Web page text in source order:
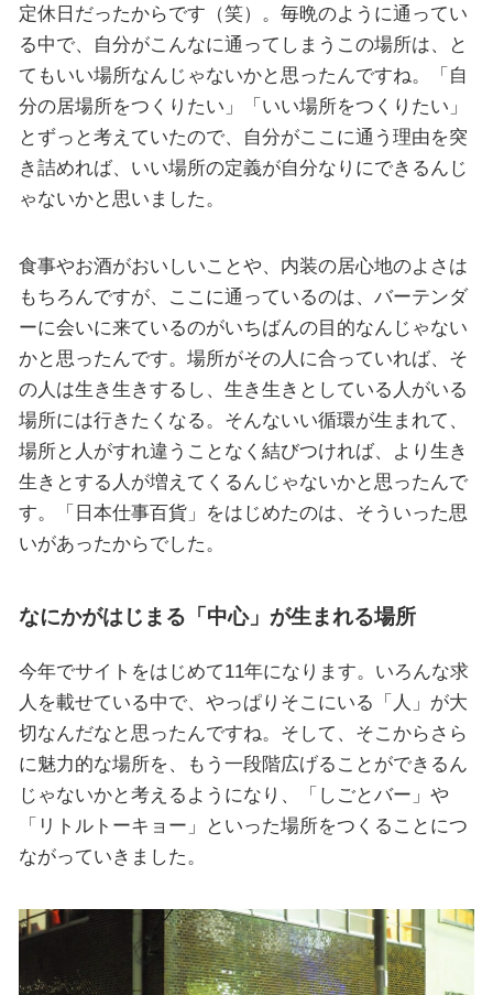
定休日だったからです（笑）。毎晩のように通ってい
る中で、自分がこんなに通ってしまうこの場所は、と
てもいい場所なんじゃないかと思ったんですね。「自
分の居場所をつくりたい」「いい場所をつくりたい」
とずっと考えていたので、自分がここに通う理由を突
き詰めれば、いい場所の定義が自分なりにできるんじ
ゃないかと思いました。
食事やお酒がおいしいことや、内装の居心地のよさは
もちろんですが、ここに通っているのは、バーテンダ
ーに会いに来ているのがいちばんの目的なんじゃない
かと思ったんです。場所がその人に合っていれば、そ
の人は生き生きするし、生き生きとしている人がいる
場所には行きたくなる。そんないい循環が生まれて、
場所と人がすれ違うことなく結びつければ、より生き
生きとする人が増えてくるんじゃないかと思ったんで
す。「日本仕事百貨」をはじめたのは、そういった思
いがあったからでした。
なにかがはじまる「中心」が生まれる場所
今年でサイトをはじめて11年になります。いろんな求
人を載せている中で、やっぱりそこにいる「人」が大
切なんだなと思ったんですね。そして、そこからさら
に魅力的な場所を、もう一段階広げることができるん
じゃないかと考えるようになり、「しごとバー」や
「リトルトーキョー」といった場所をつくることにつ
ながっていきました。